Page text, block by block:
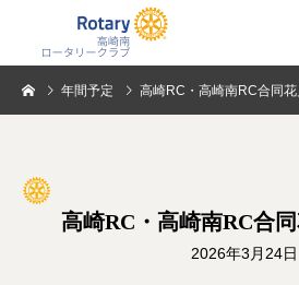
年間予定 高崎RC・高崎南RC合同
高崎RC・高崎南RC合
2026年3月24日